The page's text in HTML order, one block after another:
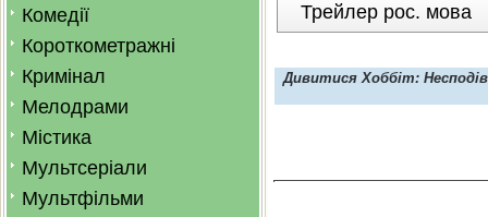
Комедії
Короткометражні
Кримінал
Мелодрами
Містика
Мультсеріали
Мультфільми
Трейлер рос. мова
Дивитися Хоббіт: